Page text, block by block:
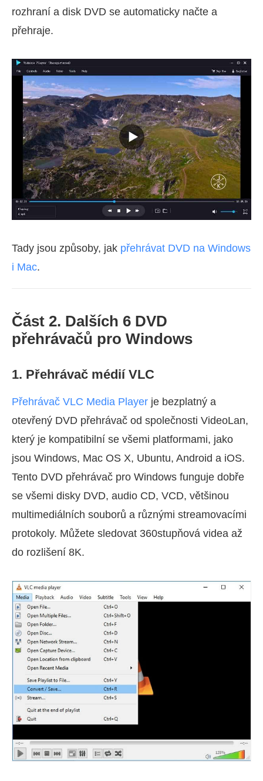
rozhraní a disk DVD se automaticky načte a
přehraje.
Tady jsou způsoby, jak přehrávat DVD na Windows
i Mac.
Část 2. Dalších 6 DVD
přehrávačů pro Windows
1. Přehrávač médií VLC
Přehrávač VLC Media Player je bezplatný a
otevřený DVD přehrávač od společnosti VideoLan,
který je kompatibilní se všemi platformami, jako
jsou Windows, Mac OS X, Ubuntu, Android a iOS.
Tento DVD přehrávač pro Windows funguje dobře
se všemi disky DVD, audio CD, VCD, většinou
multimediálních souborů a různými streamovacími
protokoly. Můžete sledovat 360stupňová videa až
do rozlišení 8K.